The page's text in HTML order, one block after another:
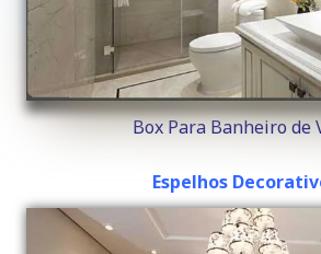
Box Para Banheiro de
Espelhos